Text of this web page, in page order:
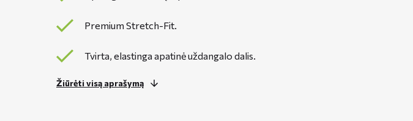
Premium Stretch-Fit.
Tvirta, elastinga apatinė uždangalo dalis.
Žiūrėti visą aprašymą